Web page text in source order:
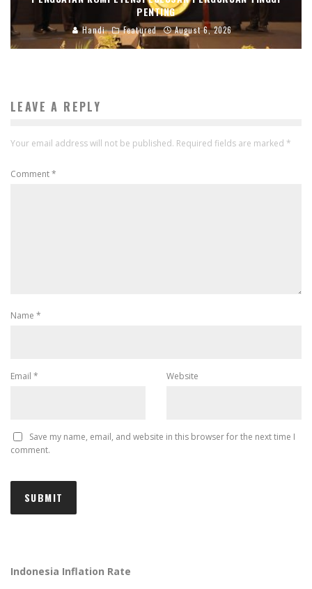
PENTING
Handi Featured August 6, 2026
LEAVE A REPLY
Your email address will not be published. Required fields are marked *
Comment*
Name *
Email * Website
Save my name, email, and website in this browser for the next time I
comment.
Indonesia Inflation Rate